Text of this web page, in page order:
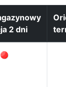
2 dni